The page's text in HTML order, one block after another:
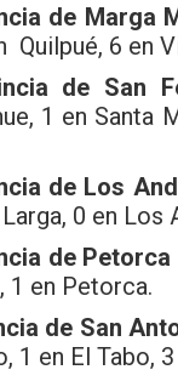
de Marga
Quilpué, 6 en
de San
1 en Santa
de Los
0 en Los
de Petorca
1 en Petorca.
de San
1 en El Tabo,